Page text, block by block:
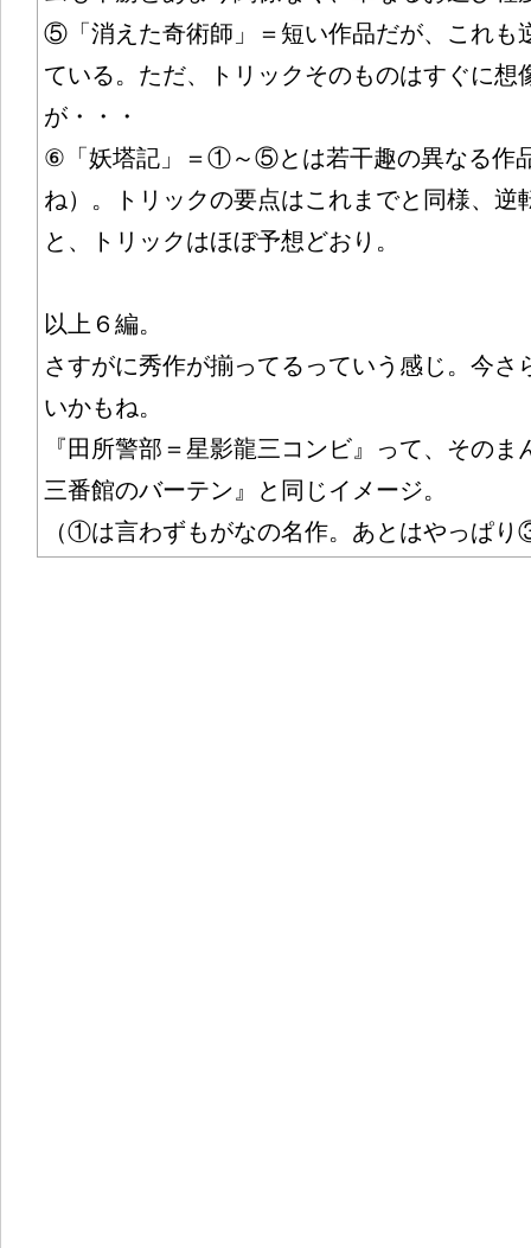
⑤「消えた奇術師」＝短い作品だが、これも
ている。ただ、トリックそのものはすぐに想
が・・・
⑥「妖塔記」＝①～⑤とは若干趣の異なる作
ね）。トリックの要点はこれまでと同様、逆
と、トリックはほぼ予想どおり。
以上６編。
さすがに秀作が揃ってるっていう感じ。今さ
いかもね。
『田所警部＝星影龍三コンビ』って、その
三番館のバーテン』と同じイメージ。
（①は言わずもがなの名作。あとはやっぱ